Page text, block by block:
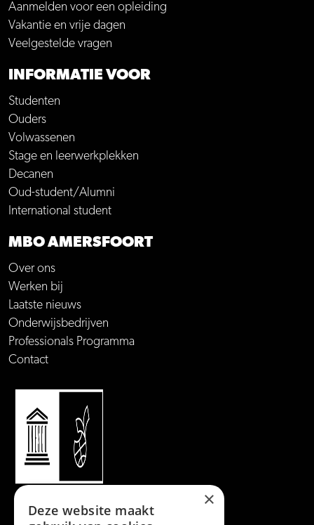
Aanmelden voor een opleiding
Vakantie en vrije dagen
Veelgestelde vragen
INFORMATIE VOOR
Studenten
Ouders
Volwassenen
Stage en leerwerkplekken
Decanen
Oud-student/Alumni
International student
MBO AMERSFOORT
Over ons
Werken bij
Laatste nieuws
Onderwijsbedrijven
Professionals Programma
Contact
×
Deze website maakt